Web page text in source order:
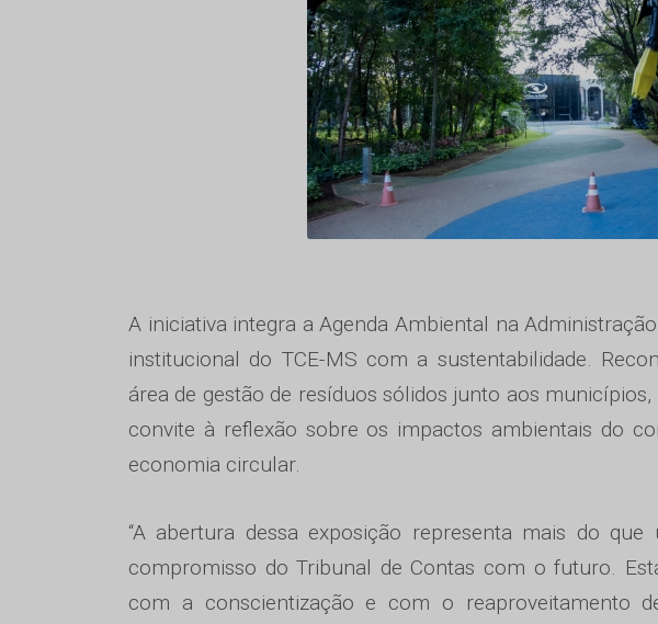
A iniciativa integra a Agenda Ambiental na
institucional do TCE-MS com a sustentabilidade.
área de gestão de resíduos sólidos junto aos
convite à reflexão sobre os impactos ambientais do
economia circular.
“A abertura dessa exposição representa mais do
compromisso do Tribunal de Contas com o futuro.
com a conscientização e com o reaproveitamento